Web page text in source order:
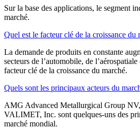
Sur la base des applications, le segment
marché.
Quel est le facteur clé de la croissance du
La demande de produits en constante
secteurs de l’automobile, de
facteur clé de la croissance du marché.
Quels sont les principaux acteurs du
AMG Advanced Metallurgical Group
VALIMET, Inc. sont quelques-uns des
marché mondial.